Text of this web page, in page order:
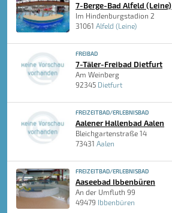
7-Berge-Bad Alfeld (Leine)
Im Hindenburgstadion 2
31061 Alfeld (Leine)
FREIBAD
7-Täler-Freibad Dietfurt
Am Weinberg
92345 Dietfurt
FREIZEITBAD/ERLEBNISBAD
Aalener Hallenbad Aalen
Bleichgartenstraße 14
73431 Aalen
FREIZEITBAD/ERLEBNISBAD
Aaseebad Ibbenbüren
An der Umfluth 99
49479 Ibbenbüren